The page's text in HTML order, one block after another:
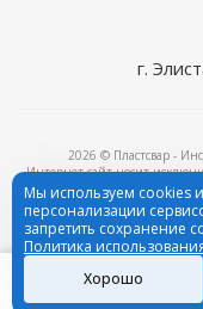
г.
2026 © Пластсвар -
Интернет-сайт носит
объектом рекламы и ни
определяемой положениями
ИНН:
Мы используем cookies
персонализации
запретить сохранение
Политика
Хорошо